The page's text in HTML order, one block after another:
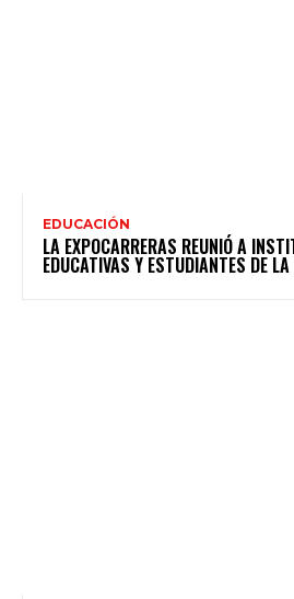
EDUCACIÓN
LA EXPOCARRERAS REUNIÓ A
EDUCATIVAS Y ESTUDIANTES DE LA